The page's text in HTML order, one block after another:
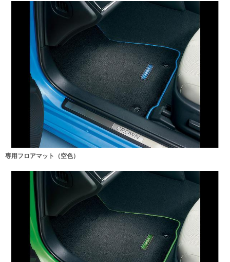
専用フロアマット（空色）